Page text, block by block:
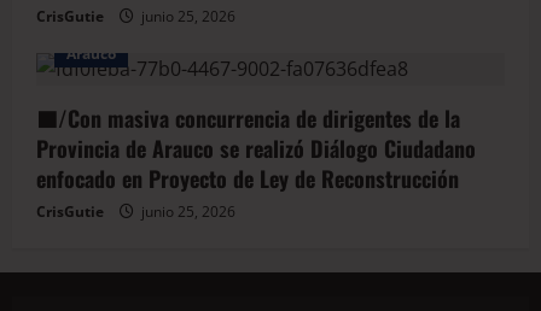
CrisGutie
junio 25, 2026
Arauco
🟦/Con masiva concurrencia de dirigentes de la
Provincia de Arauco se realizó Diálogo Ciudadano
enfocado en Proyecto de Ley de Reconstrucción
CrisGutie junio 25, 2026